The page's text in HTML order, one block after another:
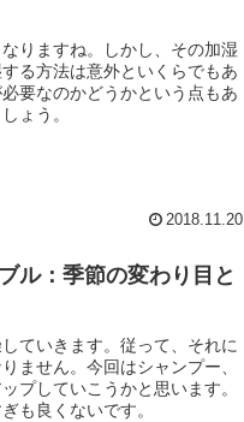
りますね。しかし、その加湿
る方法は意外といくらでもあ
要なのかどうかという点もあ
ょう。
2018.11.20
ル：季節の変わり目と
ていきます。従って、それに
ません。今回はシャンプー、
プしていこうかと思います。
も良くないです。